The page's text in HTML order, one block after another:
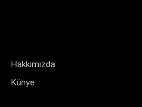
Hakkımızda
Künye